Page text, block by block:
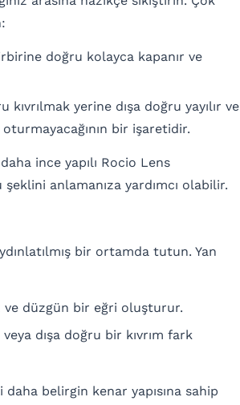
doğru kolayca kapanır ve
yerine dışa doğru yayılır ve
bir işaretidir.
ince yapılı Rocio Lens
anlamanıza yardımcı olabilir.
bir ortamda tutun. Yan
ve düzgün bir eğri oluşturur.
dışa doğru bir kıvrım fark
belirgin kenar yapısına sahip